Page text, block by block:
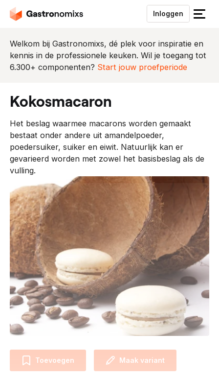
Inloggen
S
u
i
e
Welkom bij Gastronomixs, dé plek voor inspiratie en
kennis in de professionele keuken. Wil je toegang tot
6.300+ componenten? Start jouw proefperiode
kokosmacaron
Het beslag waarmee macarons worden gemaakt
bestaat onder andere uit amandelpoeder,
poedersuiker, suiker en eiwit. Natuurlijk kan er
gevarieerd worden met zowel het basisbeslag als de
vulling.
Toevoegen Maak variant